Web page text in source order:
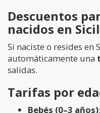
Descuentos
nacidos en
Si naciste o resides en
automáticamente una
salidas.
Tarifas por
Bebés (0–3 años)